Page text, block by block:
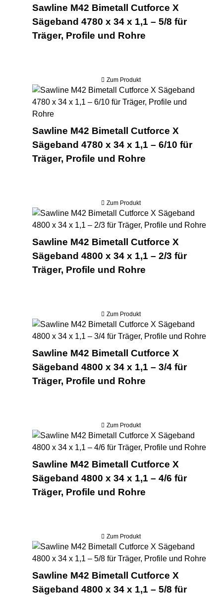
Sawline M42 Bimetall Cutforce X
Sägeband 4780 x 34 x 1,1 – 5/8 für
Träger, Profile und Rohre
Zum Produkt
Sawline M42 Bimetall Cutforce X
Sägeband 4780 x 34 x 1,1 – 6/10 für
Träger, Profile und Rohre
Zum Produkt
Sawline M42 Bimetall Cutforce X
Sägeband 4800 x 34 x 1,1 – 2/3 für
Träger, Profile und Rohre
Zum Produkt
Sawline M42 Bimetall Cutforce X
Sägeband 4800 x 34 x 1,1 – 3/4 für
Träger, Profile und Rohre
Zum Produkt
Sawline M42 Bimetall Cutforce X
Sägeband 4800 x 34 x 1,1 – 4/6 für
Träger, Profile und Rohre
Zum Produkt
Sawline M42 Bimetall Cutforce X
Sägeband 4800 x 34 x 1,1 – 5/8 für